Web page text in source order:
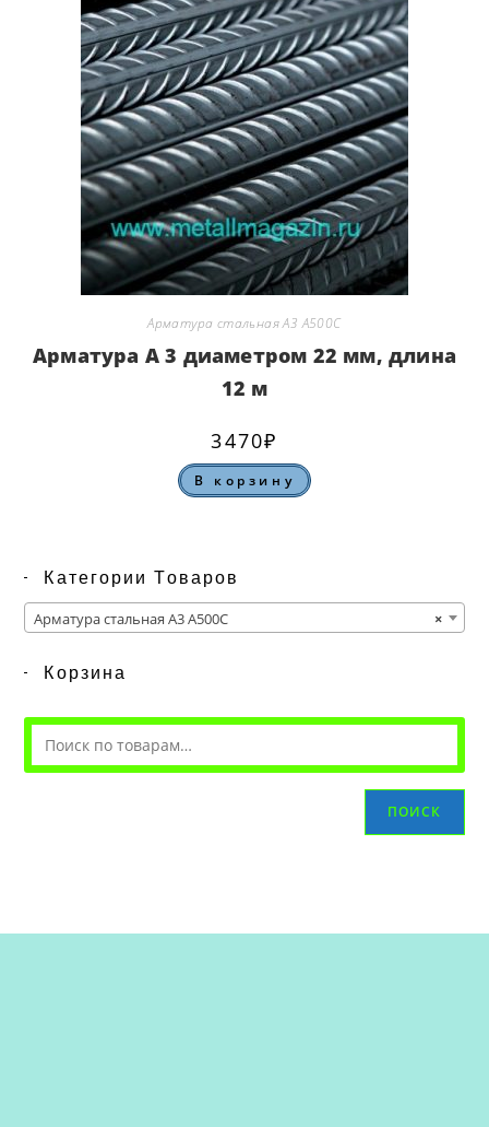
Арматура стальная А3 А500С
Арматура А 3 диаметром 22 мм, длина
12 м
3470₽
В корзину
Категории Товаров
×
Арматура стальная А3 А500С
Корзина
ПОИСК